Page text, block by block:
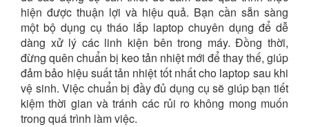
hiện được thuận lợi và hiệu quả. Bạn cần sẵn sàng
một bộ dụng cụ tháo lắp laptop chuyên dụng để dễ
dàng xử lý các linh kiện bên trong máy. Đồng thời,
đừng quên chuẩn bị keo tản nhiệt mới để thay thế, giúp
đảm bảo hiệu suất tản nhiệt tốt nhất cho laptop sau khi
vệ sinh. Việc chuẩn bị đầy đủ dụng cụ sẽ giúp bạn tiết
kiệm thời gian và tránh các rủi ro không mong muốn
trong quá trình làm việc.